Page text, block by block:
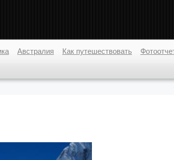
Австралия Как путешествовать